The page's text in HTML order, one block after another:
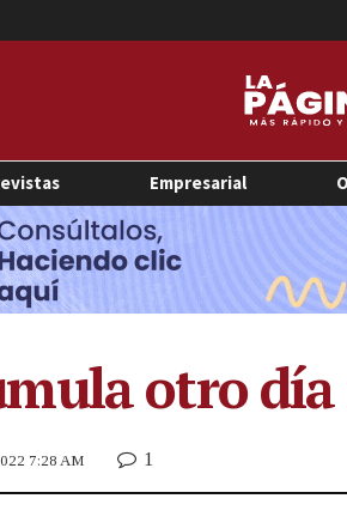
Empresarial
otro
7:28 AM 1